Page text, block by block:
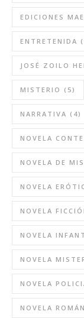
EDICIONES
ENTRETENIDA
JOSÉ ZOILO
MISTERIO (5)
NARRATIVA (4)
NOVELA
NOVELA DE
NOVELA
NOVELA
NOVELA
NOVELA
NOVELA
NOVELA